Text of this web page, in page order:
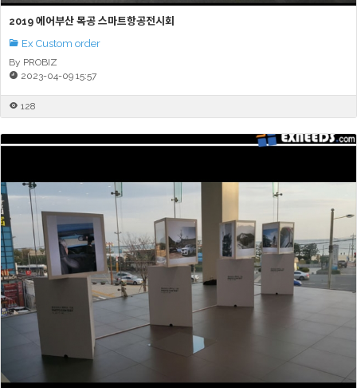
2019 에어부산 목공 스마트항공전시회
Ex Custom order
By PROBIZ
2023-04-09 15:57
128